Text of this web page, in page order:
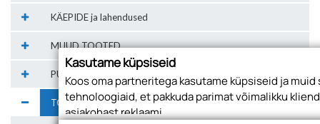
KÄEPIDE ja lahendused
MUUD TOOTED
PUURPINGID ja abivahendid
TOOTEINFO ja tähendused
Kasutame küpsiseid
Koos oma partneritega kasutame küpsiseid ja muid
tehnoloogiaid, et pakkuda parimat võimalikku
asjakohast reklaami.